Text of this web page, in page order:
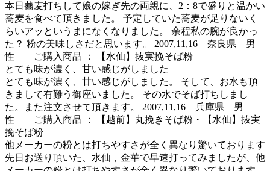
本日蕎麦打ちして娘の嫁ぎ先の両親に、2：8で盛りと温かい
蕎麦を食べて頂きました。 予定していた蕎麦が足りないく
らいアッというまになくなりました。 余程私の腕が良かっ
た？ 粉の美味しさだと思います。 2007,11,16 奈良県 男
性 ご購入商品 ： 【水仙】抜実挽そば粉
とても味が濃く、甘い感じがしました
とても味が濃く、甘い感じがしました。 そして、お水も頂
きまして有難う御座いました。 その水でそば打ちしまし
た。また注文させて頂きます。 2007,11,16 兵庫県 男
性 ご購入商品 ： 【越前】丸挽きそば粉・【水仙】抜実
挽そば粉
他メーカーの粉とは打ちやすさが全く異なり驚いております
先日お送り頂いた、水仙，金華で早速打ってみましたが、他